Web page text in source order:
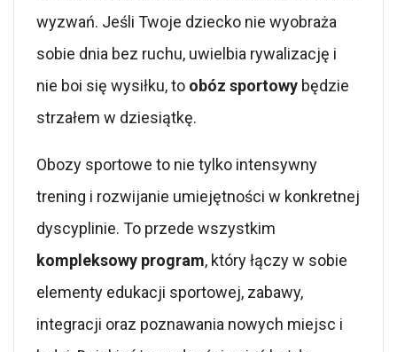
wyzwań. Jeśli Twoje dziecko nie wyobraża
sobie dnia bez ruchu, uwielbia rywalizację i
nie boi się wysiłku, to obóz sportowy będzie
strzałem w dziesiątkę.
Obozy sportowe to nie tylko intensywny
trening i rozwijanie umiejętności w konkretnej
dyscyplinie. To przede wszystkim
kompleksowy program, który łączy w sobie
elementy edukacji sportowej, zabawy,
integracji oraz poznawania nowych miejsc i